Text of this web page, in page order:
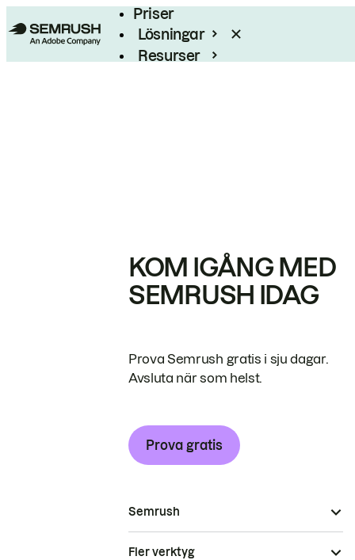
Priser
Lösningar
Resurser
KOM IGÅNG MED
SEMRUSH IDAG
Prova Semrush gratis i sju dagar.
Avsluta när som helst.
Prova gratis
Semrush
Fler verktyg